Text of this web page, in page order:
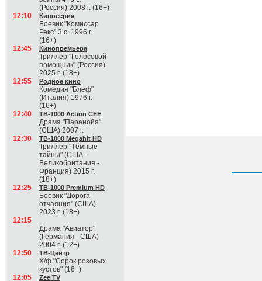
(Россия) 2008 г. (16+)
12:10
Киносерия
Боевик "Комиссар
Рекс" 3 с. 1996 г.
(16+)
12:45
Кинопремьера
Триллер "Голосовой
помощник" (Россия)
2025 г. (18+)
12:55
Родное кино
Комедия "Блеф"
(Италия) 1976 г.
(16+)
12:40
ТВ-1000 Action CEE
Драма "Паранойя"
(США) 2007 г.
12:30
ТВ-1000 Megahit HD
Триллер "Тёмные
тайны" (США -
Великобритания -
Франция) 2015 г.
(18+)
12:25
ТВ-1000 Premium HD
Боевик "Дорога
отчаяния" (США)
2023 г. (18+)
12:15
Драма "Авиатор"
(Германия - США)
2004 г. (12+)
12:50
ТВ-Центр
Х/ф "Сорок розовых
кустов" (16+)
12:05
Zee TV